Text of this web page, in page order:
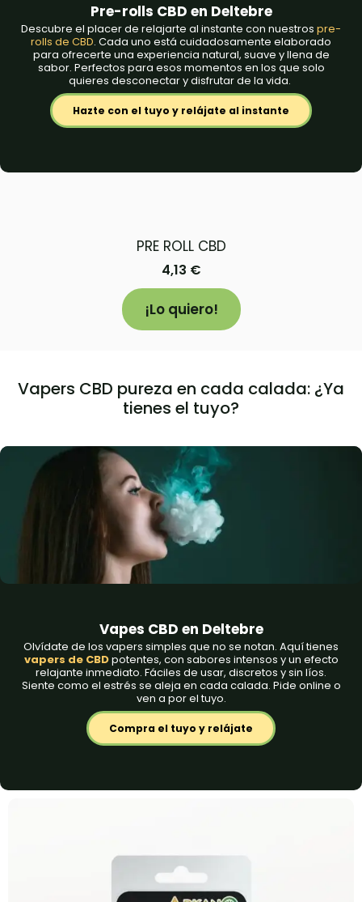
Pre-rolls CBD en Deltebre
Descubre el placer de relajarte al instante con nuestros pre-
rolls de CBD. Cada uno está cuidadosamente elaborado
para ofrecerte una experiencia natural, suave y llena de
sabor. Perfectos para esos momentos en los que solo
quieres desconectar y disfrutar de la vida.
Hazte con el tuyo y relájate al instante
PRE ROLL CBD
4,13 €
¡Lo quiero!
Vapers CBD pureza en cada calada: ¿Ya
tienes el tuyo?
Vapes CBD en Deltebre
Olvídate de los vapers simples que no se notan. Aquí tienes
vapers de CBDpotentes, con sabores intensos y un efecto
relajante inmediato. Fáciles de usar, discretos y sin líos.
Siente como el estrés se aleja en cada calada. Pide online o
ven a por el tuyo.
Compra el tuyo y relájate